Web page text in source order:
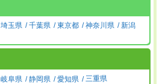
埼玉県 千葉県 東京都 神奈川県
新潟
岐阜県 静岡県 愛知県 三重県